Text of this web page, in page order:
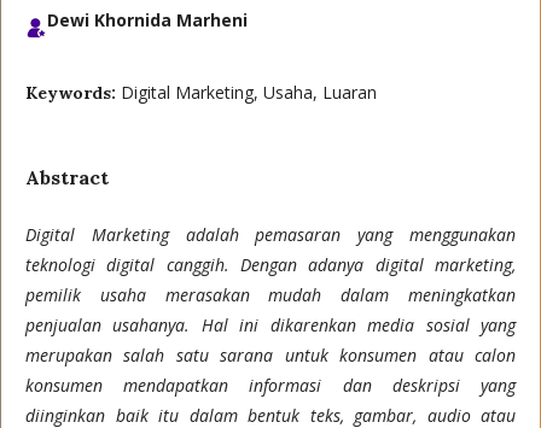
Dewi Khornida Marheni
Keywords: Digital Marketing, Usaha, Luaran
Abstract
Digital Marketing adalah pemasaran yang menggunakan
teknologi digital canggih. Dengan adanya digital marketing,
pemilik usaha merasakan mudah dalam meningkatkan
penjualan usahanya. Hal ini dikarenkan media sosial yang
merupakan salah satu sarana untuk konsumen atau calon
konsumen mendapatkan informasi dan deskripsi yang
diinginkan baik itu dalam bentuk teks, gambar, audio atau